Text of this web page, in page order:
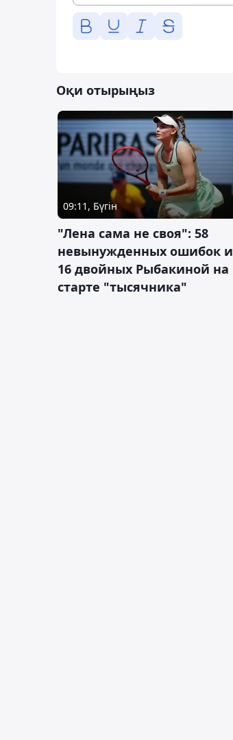
Оқи отырыңыз
09:11, Бүгін
"Лена сама не своя": 58
невынужденных ошибок и
16 двойных Рыбакиной на
старте "тысячника"